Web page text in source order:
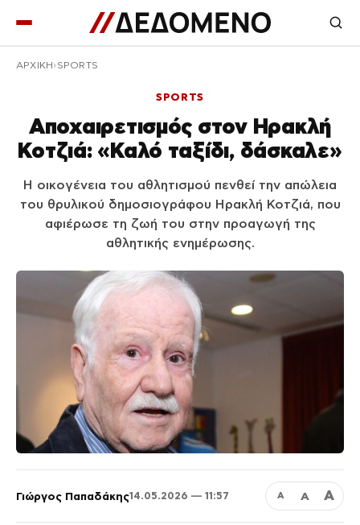
ΑΡΧΙΚΉ SPORTS
SPORTS
Αποχαιρετισμός στον Ηρακλή
Κοτζιά: «Καλό ταξίδι, δάσκαλε»
Η οικογένεια του αθλητισμού πενθεί την απώλεια
του θρυλικού δημοσιογράφου Ηρακλή Κοτζιά, που
αφιέρωσε τη ζωή του στην προαγωγή της
αθλητικής ενημέρωσης.
Γιώργος Παπαδάκης14.05.2026 — 11:57 Α Α Α